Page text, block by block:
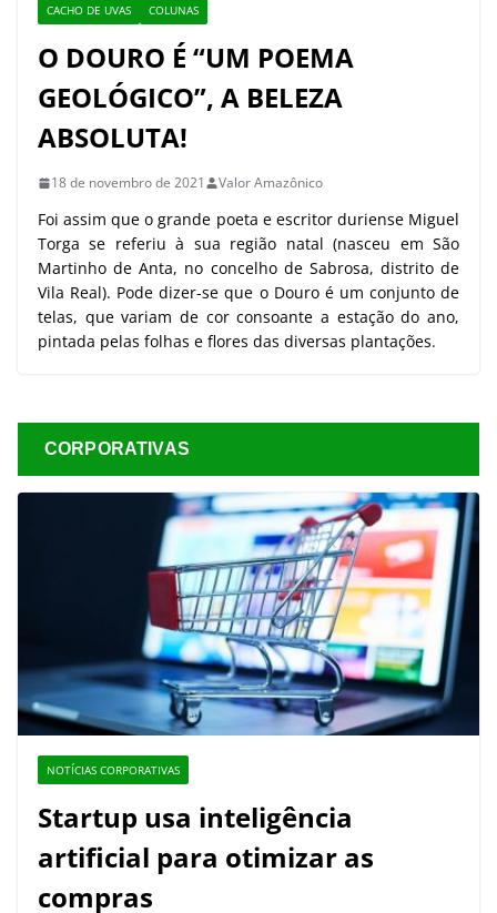
CACHO DE UVAS COLUNAS
O DOURO É “UM POEMA
GEOLÓGICO”, A BELEZA
ABSOLUTA!
18 de novembro de 2021 Valor Amazônico
Foi assim que o grande poeta e escritor duriense Miguel
Torga se referiu à sua região natal (nasceu em São
Martinho de Anta, no concelho de Sabrosa, distrito de
Vila Real). Pode dizer-se que o Douro é um conjunto de
telas, que variam de cor consoante a estação do ano,
pintada pelas folhas e flores das diversas plantações.
CORPORATIVAS
NOTÍCIAS CORPORATIVAS
Startup usa inteligência
artificial para otimizar as
compras